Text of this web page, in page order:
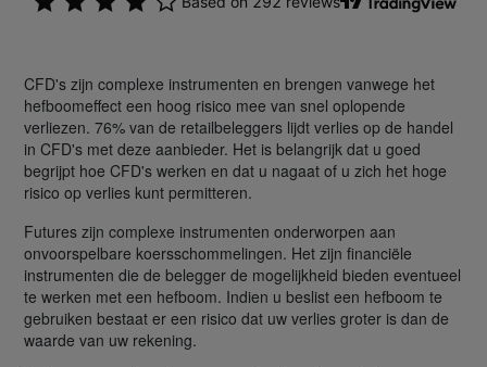
CFD's zijn complexe instrumenten en brengen vanwege het
hefboomeffect een hoog risico mee van snel oplopende
verliezen. 76% van de retailbeleggers lijdt verlies op de handel
in CFD's met deze aanbieder. Het is belangrijk dat u goed
begrijpt hoe CFD's werken en dat u nagaat of u zich het hoge
risico op verlies kunt permitteren.
Futures zijn complexe instrumenten onderworpen aan
onvoorspelbare koersschommelingen. Het zijn financiële
instrumenten die de belegger de mogelijkheid bieden eventueel
te werken met een hefboom. Indien u beslist een hefboom te
gebruiken bestaat er een risico dat uw verlies groter is dan de
waarde van uw rekening.